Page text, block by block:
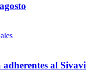
al Sivavi